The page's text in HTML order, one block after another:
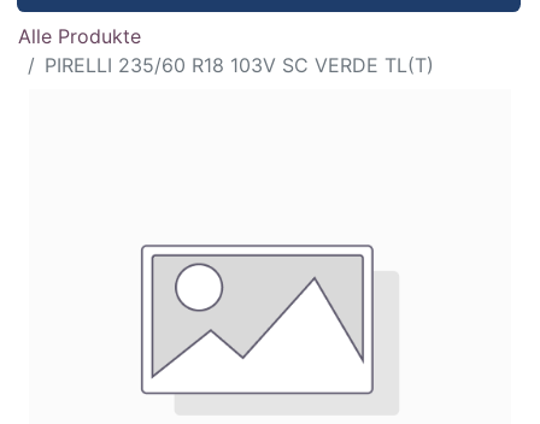
Alle Produkte
PIRELLI 235/60 R18 103V SC VERDE TL(T)